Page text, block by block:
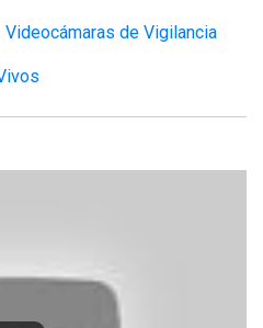
Videocámaras de Vigilancia